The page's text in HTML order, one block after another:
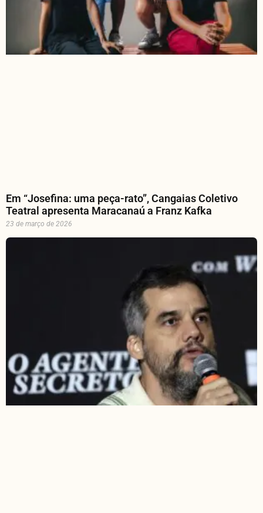
Em “Josefina: uma peça-rato”, Cangaias Coletivo
Teatral apresenta Maracanaú a Franz Kafka
23 de março de 2026